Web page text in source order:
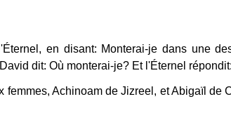
en disant: Monterai-je dans une
dit: Où monterai-je? Et l'Éternel
femmes, Achinoam de Jizreel, et Abigaïl de